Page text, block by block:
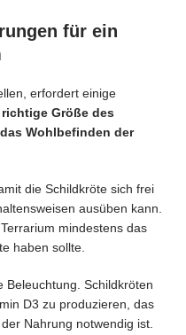
für ein
erfordert einige
richtige Größe des
Wohlbefinden der
die Schildkröte sich frei
ausüben kann.
mindestens das
haben sollte.
Beleuchtung. Schildkröten
D3 zu produzieren, das
Nahrung notwendig ist.